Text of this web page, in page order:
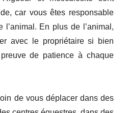
car vous êtes responsable
l’animal. En plus de l’animal,
avec le propriétaire si bien
de patience à chaque
de vous déplacer dans des